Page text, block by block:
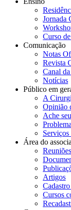
Jornada
Curso
Comunicação
Notas
Revista
Canal
Notícias
Público em
A
Opinião
Ache
Área do
Artigos
Cursos